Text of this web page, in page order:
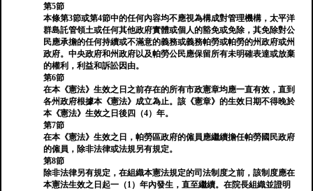
第5節
本條第3節或第4節中的任何內容均不應視為構成對管理機構，太平洋
群島託管領土或任何其他政府實體或個人的豁免或免除，其免除對公
民應承擔的任何持續或不滿意的義務或義務帕勞或帕勞的州政府或州
政府。中央政府和州政府以及帕勞公民應保留所有未明確表達或放棄
的權利，利益和訴訟因由。
第6節
在本《憲法》生效之日之前存在的所有市政憲章均應一直有效，直到
各州政府根據本《憲法》成立為止。該《憲章》的生效日期不得晚於
本《憲法》生效之日後四（4）年。
第7節
在本《憲法》生效之日，帕勞區政府的僱員應繼續擔任帕勞國民政府
的僱員，除非法律或法規另有規定。
第8節
除非法律另有規定，在組織本憲法規定的司法制度之前，該制度應在
本憲法生效之日起一（1）年內發生，直至繼續。在院長組織並證明